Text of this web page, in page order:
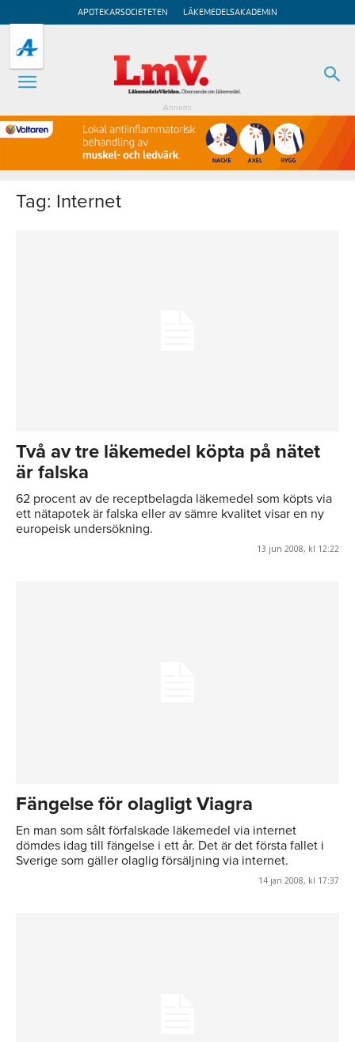
APOTEKARSOCIETETEN LÄKEMEDELSAKADEMIN
Annons
Tag: Internet
Två av tre läkemedel köpta på nätet
är falska
62 procent av de receptbelagda läkemedel som köpts via
ett nätapotek är falska eller av sämre kvalitet visar en ny
europeisk undersökning.
13 jun 2008, kl 12:22
Fängelse för olagligt Viagra
En man som sålt förfalskade läkemedel via internet
dömdes idag till fängelse i ett år. Det är det första fallet i
Sverige som gäller olaglig försäljning via internet.
14 jan 2008, kl 17:37